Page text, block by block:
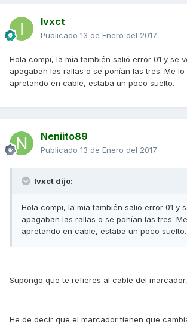
Ivxct
Publicado 13 de Enero del 2017
Hola compi, la mía también salió error 01 y se
apagaban las rallas o se ponían las tres. Me
apretando en cable, estaba un poco suelto.
Neniito89
Publicado 13 de Enero del 2017
Ivxct dijo:
Hola compi, la mía también salió error 01 y
apagaban las rallas o se ponían las tres.
apretando en cable, estaba un poco suelto.
Supongo que te refieres al cable del
He de decir que el marcador tienen que